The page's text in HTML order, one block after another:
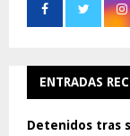
ENTRADAS
Detenidos tras